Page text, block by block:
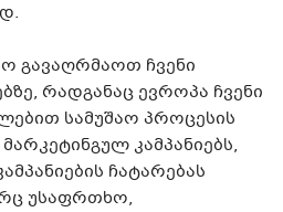
გავაღრმაოთ ჩვენი
რადგანაც ევროპა ჩვენი
სამუშაო პროცესის
კამპანიებს,
ჩატარებას
უსაფრთხო,